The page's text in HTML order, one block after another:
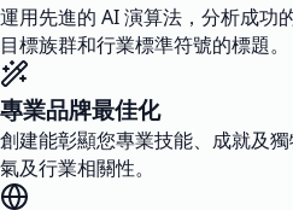
運用先進的 AI 演算法，分析成功
目標族群和行業標準符號的標題。
專業品牌最佳化
創建能彰顯您專業技能、成就及
氣及行業相關性。